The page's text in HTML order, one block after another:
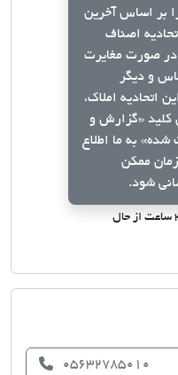
بر اساس آخرین
اصناف
در صورت مغایرت
و دیگر
اتحادیه املاک،
کلید «گزارش و
شده» به ما اطلاع
ممکن
شود.
05632785010